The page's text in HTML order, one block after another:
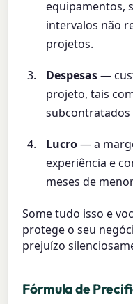
equipamentos,
intervalos não
projetos.
Despesas—
projeto, tais
subcontratados
Lucro— a
experiência e
meses de
Some tudo isso e
protege o seu
prejuízo
Fórmula de